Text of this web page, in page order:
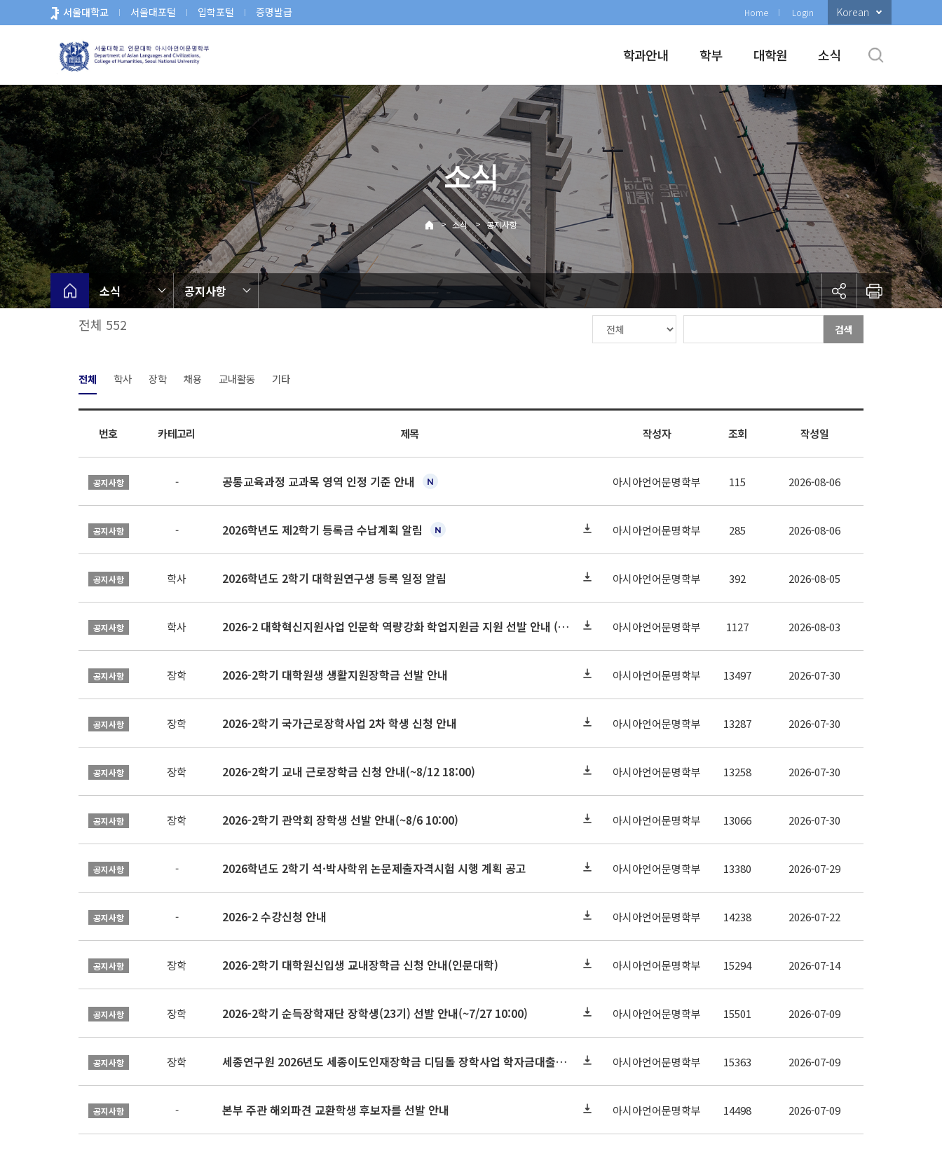
로
뉴
서울대학교 서울대포털 입학포털 증명발급 Home Login Korean
학과안내 학부 대학원 소식
소식
> 소식 > 공지사항
소식 공지사항
전체 552 검색
전체 학사 장학 채용 교내활동 기타
번호 카테고리 제목 작성자 조회 작성일
공지사항 - 공통교육과정 교과목 영역 인정 기준 안내 아시아언어문명학부 115 2026-08-06
공지사항 - 2026학년도 제2학기 등록금 수납계획 알림 아시아언어문명학부 285 2026-08-06
공지사항 학사 2026학년도 2학기 대학원연구생 등록 일정 알림 아시아언어문명학부 392 2026-08-05
공지사항 학사 2026-2 대학혁신지원사업 인문학 역량강화 학업지원금 지원 선발 안내 (학/석/박사) 아시아언어문명학부 1127 2026-08-03
공지사항 장학 2026-2학기 대학원생 생활지원장학금 선발 안내 아시아언어문명학부 13497 2026-07-30
공지사항 장학 2026-2학기 국가근로장학사업 2차 학생 신청 안내 아시아언어문명학부 13287 2026-07-30
공지사항 장학 2026-2학기 교내 근로장학금 신청 안내(~8/12 18:00) 아시아언어문명학부 13258 2026-07-30
공지사항 장학 2026-2학기 관악회 장학생 선발 안내(~8/6 10:00) 아시아언어문명학부 13066 2026-07-30
공지사항 - 2026학년도 2학기 석·박사학위 논문제출자격시험 시행 계획 공고 아시아언어문명학부 13380 2026-07-29
공지사항 - 2026-2 수강신청 안내 아시아언어문명학부 14238 2026-07-22
공지사항 장학 2026-2학기 대학원신입생 교내장학금 신청 안내(인문대학) 아시아언어문명학부 15294 2026-07-14
공지사항 장학 2026-2학기 순득장학재단 장학생(23기) 선발 안내(~7/27 10:00) 아시아언어문명학부 15501 2026-07-09
공지사항 장학 세종연구원 2026년도 세종이도인재장학금 디딤돌 장학사업 학자금대출 관련분야(원금상환, 이자지원) 신청 사업 안내 아시아언어문명학부 15363 2026-07-09
공지사항 - 본부 주관 해외파견 교환학생 후보자를 선발 안내 아시아언어문명학부 14498 2026-07-09